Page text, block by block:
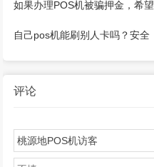
如果办理POS机被骗押金，希望
这个方法能够帮您要回押金！
自己pos机能刷别人卡吗？安全
评论